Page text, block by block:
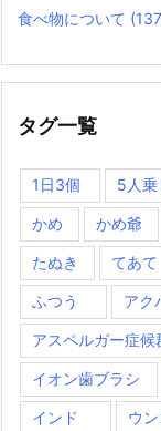
食べ物について
タグ一覧
1日3個 5人乗
かめ かめ爺
たぬき てあて
ふつう アク
アスペルガー症候
イオン歯ブラシ
インド ウン